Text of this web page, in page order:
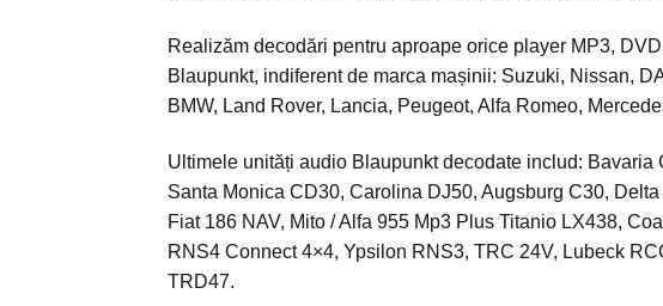
Realizăm decodări pentru aproape orice player MP3,
Blaupunkt, indiferent de marca mașinii: Suzuki, Nissan,
BMW, Land Rover, Lancia, Peugeot, Alfa Romeo,
Ultimele unități audio Blaupunkt decodate includ:
Santa Monica CD30, Carolina DJ50, Augsburg C30,
Fiat 186 NAV, Mito / Alfa 955 Mp3 Plus Titanio LX438,
RNS4 Connect 4×4, Ypsilon RNS3, TRC 24V, Lubeck
TRD47.